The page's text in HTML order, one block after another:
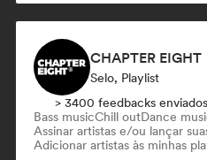
CHAPTER EIGHT
Selo, Playlist
> 3400 feedbacks enviados
Bass musicChill outDance
Assinar artistas e/ou lançar
Adicionar artistas às minhas